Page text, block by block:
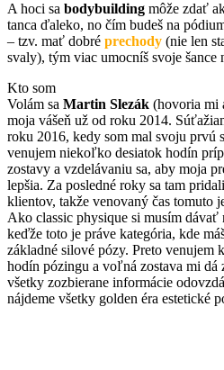
A hoci sa bodybuilding môže zdať
tanca ďaleko, no čím budeš na
– tzv. mať dobré prechody (nie len
svaly), tým viac umocníš svoje šance
Kto som
Volám sa Martin Slezák (hovoria mi
moja vášeň už od roku 2014.
roku 2016, kedy som mal svoju prvú
venujem niekoľko desiatok hodín
zostavy a vzdelávaniu sa, aby moja
lepšia. Za posledné roky sa tam
klientov, takže venovaný čas tomuto
Ako classic physique si musím
keďže toto je práve kategória, kde
základné silové pózy. Preto venujem
hodín pózingu a voľná zostava mi dá
všetky zozbierane informácie
nájdeme všetky golden éra estetické